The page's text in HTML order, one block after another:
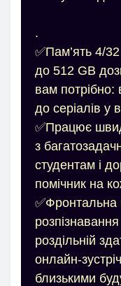
.
✅Пам’ять 4/
до 512 GB
вам потрібно:
до серіалів у
✅Працює
з
студентам і
помічник на
✅Фронтальна
роздільній
онлайн-
близькими